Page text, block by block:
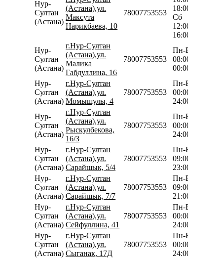
Нур-
Султан
(Астана)
(Астана),ул.
Максута
Нарикбаева, 10
78007753553
18:00
Сб
12:00-
16:00
Нур-
Султан
(Астана)
г.Нур-Султан
(Астана),ул.
Малика
Габдуллина, 16
78007753553
Пн-Вс
08:00-
00:00
Нур-
Султан
(Астана)
г.Нур-Султан
(Астана),ул.
Момышулы, 4
78007753553
Пн-Вс
00:00-
24:00
Нур-
Султан
(Астана)
г.Нур-Султан
(Астана),ул.
Рыскулбекова,
16/3
78007753553
Пн-Вс
00:00-
24:00
Нур-
Султан
(Астана)
г.Нур-Султан
(Астана),ул.
Сарайшык, 5/4
78007753553
Пн-Вс
09:00-
23:00
Нур-
Султан
(Астана)
г.Нур-Султан
(Астана),ул.
Сарайшык, 7/7
78007753553
Пн-Вс
09:00-
21:00
Нур-
Султан
(Астана)
г.Нур-Султан
(Астана),ул.
Сейфуллина, 41
78007753553
Пн-Вс
00:00-
24:00
Нур-
Султан
(Астана)
г.Нур-Султан
(Астана),ул.
Сыганак, 17Д
78007753553
Пн-Вс
00:00-
24:00